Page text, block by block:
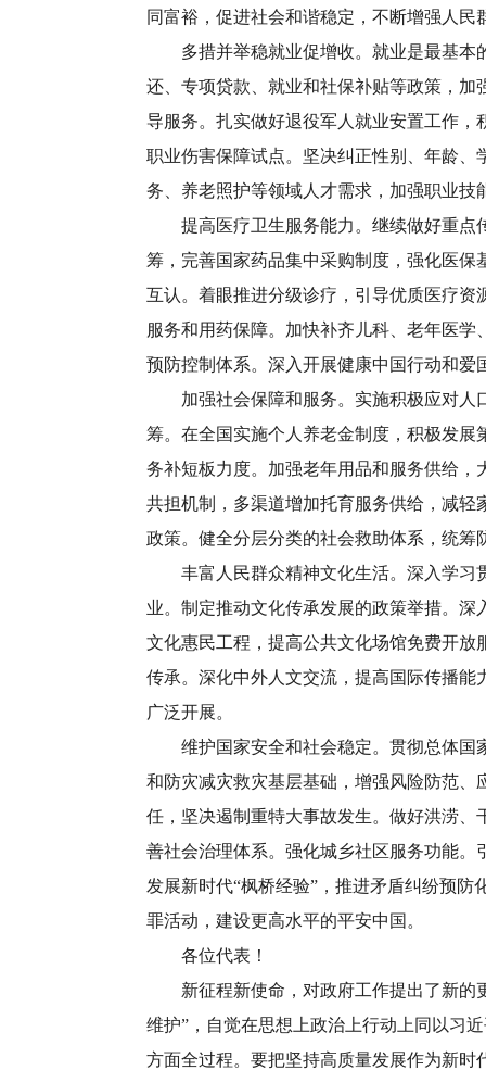
同富裕，促进社会和谐稳定，不断增强人
多措并举稳就业促增收。就业是最基本的
还、专项贷款、就业和社保补贴等政策，
导服务。扎实做好退役军人就业安置工作
职业伤害保障试点。坚决纠正性别、年龄
务、养老照护等领域人才需求，加强职业
提高医疗卫生服务能力。继续做好重点传
筹，完善国家药品集中采购制度，强化医
互认。着眼推进分级诊疗，引导优质医疗
服务和用药保障。加快补齐儿科、老年医
预防控制体系。深入开展健康中国行动和
加强社会保障和服务。实施积极应对人口
筹。在全国实施个人养老金制度，积极发
务补短板力度。加强老年用品和服务供给
共担机制，多渠道增加托育服务供给，减
政策。健全分层分类的社会救助体系，统
丰富人民群众精神文化生活。深入学习贯
业。制定推动文化传承发展的政策举措。
文化惠民工程，提高公共文化场馆免费开
传承。深化中外人文交流，提高国际传播
广泛开展。
维护国家安全和社会稳定。贯彻总体国家
和防灾减灾救灾基层基础，增强风险防范
任，坚决遏制重特大事故发生。做好洪涝
善社会治理体系。强化城乡社区服务功能
发展新时代“枫桥经验”，推进矛盾纠纷预
罪活动，建设更高水平的平安中国。
各位代表！
新征程新使命，对政府工作提出了新的更
维护”，自觉在思想上政治上行动上同以习
方面全过程。要把坚持高质量发展作为新